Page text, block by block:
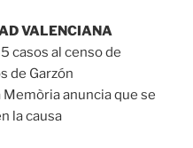
VALENCIANA
casos al censo de
de Garzón
Memòria anuncia que se
la causa